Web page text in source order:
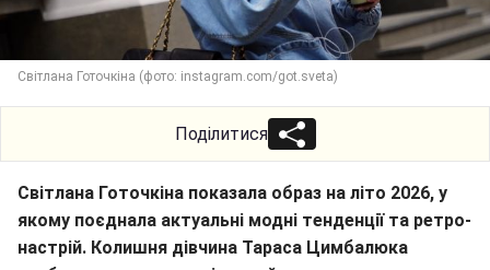
Світлана Готочкіна (фото: instagram.com/got.sveta)
Поділитися
Світлана Готочкіна показала образ на літо 2026, у
якому поєднала актуальні модні тенденції та ретро-
настрій. Колишня дівчина Тараса Цимбалюка